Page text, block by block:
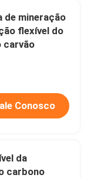
ultra alto
de mineração
flexível do
carvão
Conosco
da
carbono